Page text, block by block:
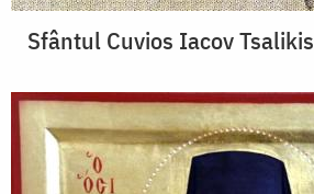
Sfântul Cuvios Iacov Tsalikis